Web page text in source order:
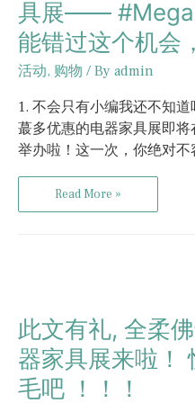
具展——
能错过这个机会
活动, 购物 / By admin
1. 不会只有小编我还不知
蕞多优惠的电器家具展即
举办啦！这一次，你绝对
Read More »
此文有礼, 全柔
器家具展来啦！
毛吧 ！！！